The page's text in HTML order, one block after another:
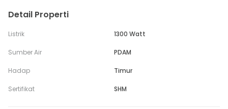
Detail Properti
Listrik 1300 Watt
Sumber Air PDAM
Hadap Timur
Sertifikat SHM